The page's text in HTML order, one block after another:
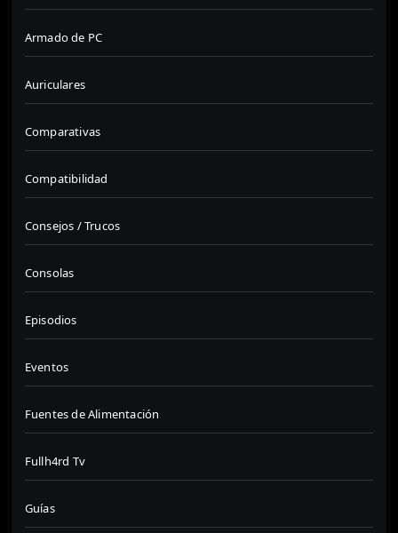
Armado de PC
Auriculares
Comparativas
Compatibilidad
Consejos / Trucos
Consolas
Episodios
Eventos
Fuentes de Alimentación
Fullh4rd Tv
Guías